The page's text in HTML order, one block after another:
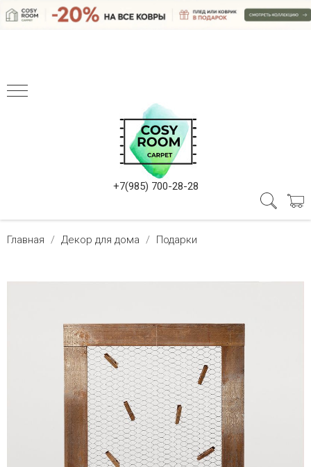
+7(985) 700-28-28
Главная Декор для дома Подарки